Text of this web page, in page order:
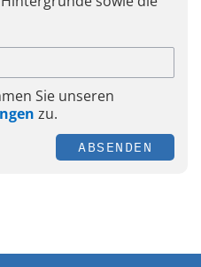
Sie unseren
zu.
ABSENDEN